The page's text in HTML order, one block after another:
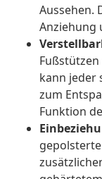
Aussehen.
Anziehung
kann jeder
zum
Funktion